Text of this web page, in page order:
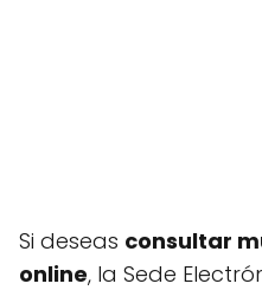
Si deseas consultar
online, la Sede